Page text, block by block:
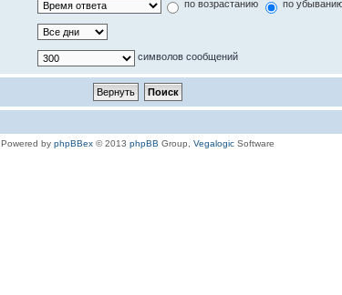
по возрастанию по
символов сообщений
Powered by phpBBex © 2013 phpBB Group, Vegalogic Software